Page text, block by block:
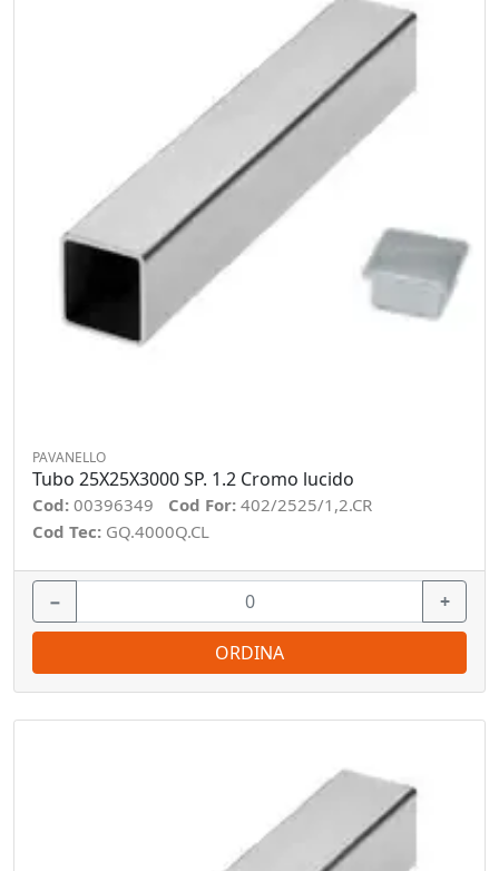
PAVANELLO
Tubo 25X25X3000 SP. 1.2 Cromo lucido
Cod: 00396349 Cod For: 402/2525/1,2.CR
Cod Tec: GQ.4000Q.CL
− +
ORDINA